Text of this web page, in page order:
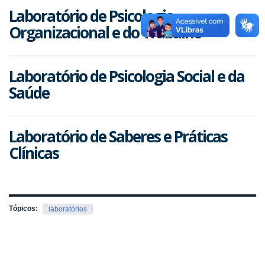
Laboratório de Psicologia
Organizacional e do Trabalho
Laboratório de Psicologia Social e da
Saúde
Laboratório de Saberes e Práticas
Clínicas
Tópicos: laboratórios